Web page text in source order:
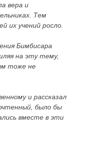
вера и
Тем
их учений росло.
Бимбисара
на эту тему,
тоже не
и рассказал
было бы
вместе в эти